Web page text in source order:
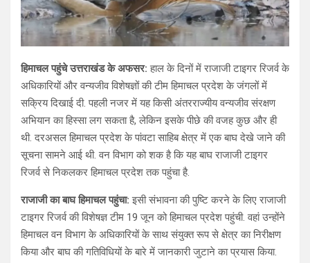
हिमाचल पहुंचे उत्तराखंड के अफसर: हाल के दिनों में राजाजी टाइगर रिजर्व के
अधिकारियों और वन्यजीव विशेषज्ञों की टीम हिमाचल प्रदेश के जंगलों में
सक्रिय दिखाई दी. पहली नजर में यह किसी अंतरराज्यीय वन्यजीव संरक्षण
अभियान का हिस्सा लग सकता है, लेकिन इसके पीछे की वजह कुछ और ही
थी. दरअसल हिमाचल प्रदेश के पांवटा साहिब क्षेत्र में एक बाघ देखे जाने की
सूचना सामने आई थी. वन विभाग को शक है कि यह बाघ राजाजी टाइगर
रिजर्व से निकलकर हिमाचल प्रदेश तक पहुंचा है.
राजाजी का बाघ हिमाचल पहुंचा: इसी संभावना की पुष्टि करने के लिए राजाजी
टाइगर रिजर्व की विशेषज्ञ टीम 19 जून को हिमाचल प्रदेश पहुंची. वहां उन्होंने
हिमाचल वन विभाग के अधिकारियों के साथ संयुक्त रूप से क्षेत्र का निरीक्षण
किया और बाघ की गतिविधियों के बारे में जानकारी जुटाने का प्रयास किया.